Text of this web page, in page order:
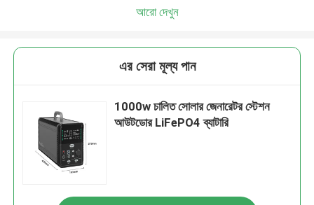
আরো দেখুন
এর সেরা মূল্য পান
1000w চালিত সোলার জেনারেটর স্টেশন
আউটডোর LiFePO4 ব্যাটারি